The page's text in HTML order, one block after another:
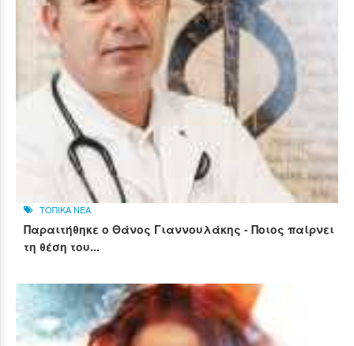
ΤΟΠΙΚΑ ΝΕΑ
Παραιτήθηκε ο Θάνος Γιαννουλάκης - Ποιος παίρνει
τη θέση του...